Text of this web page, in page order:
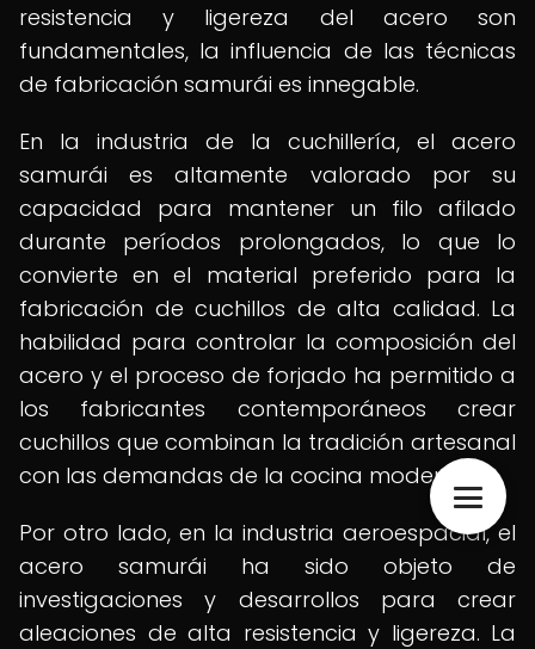
resistencia y ligereza del acero son
fundamentales, la influencia de las técnicas
de fabricación samurái es innegable.
En la industria de la cuchillería, el acero
samurái es altamente valorado por su
capacidad para mantener un filo afilado
durante períodos prolongados, lo que lo
convierte en el material preferido para la
fabricación de cuchillos de alta calidad. La
habilidad para controlar la composición del
acero y el proceso de forjado ha permitido a
los fabricantes contemporáneos crear
cuchillos que combinan la tradición artesanal
con las demandas de la cocina moderna.
Por otro lado, en la industria aeroespacial, el
acero samurái ha sido objeto de
investigaciones y desarrollos para crear
aleaciones de alta resistencia y ligereza. La